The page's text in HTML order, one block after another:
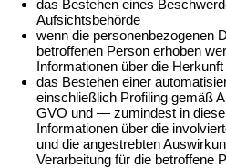
das Bestehen eines
Aufsichtsbehörde
wenn die personenbezogenen
betroffenen Person erhoben
Informationen über die
das Bestehen einer
einschließlich Profiling gemäß
GVO und — zumindest in
Informationen über die
und die angestrebten
Verarbeitung für die betroffene